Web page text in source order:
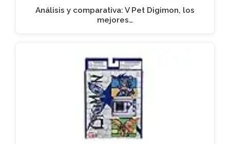
Análisis y comparativa: V Pet Digimon, los
mejores…